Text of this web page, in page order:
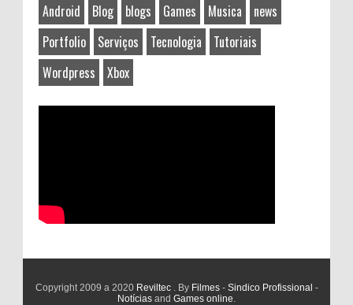
Android Blog blogs Games Musica
news
Portfolio
Serviços Tecnologia
Tutoriais
Wordpress
Xbox
Copyright 2009 a 2020 Reviltec . By Filmes- Sindico Profissional -
Notícias and Games online